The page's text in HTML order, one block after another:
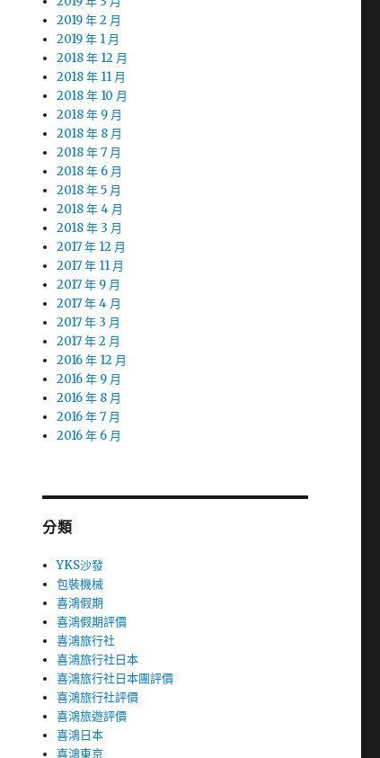
2019 年 2 月
2019 年 1 月
2018 年 12 月
2018 年 11 月
2018 年 10 月
2018 年 9 月
2018 年 8 月
2018 年 7 月
2018 年 6 月
2018 年 5 月
2018 年 4 月
2018 年 3 月
2017 年 12 月
2017 年 11 月
2017 年 9 月
2017 年 4 月
2017 年 3 月
2017 年 2 月
2016 年 12 月
2016 年 9 月
2016 年 8 月
2016 年 7 月
2016 年 6 月
分類
YKS沙發
包裝機械
喜鴻假期
喜鴻假期評價
喜鴻旅行社
喜鴻旅行社日本
喜鴻旅行社日本團評價
喜鴻旅行社評價
喜鴻旅遊評價
喜鴻日本
喜鴻東京